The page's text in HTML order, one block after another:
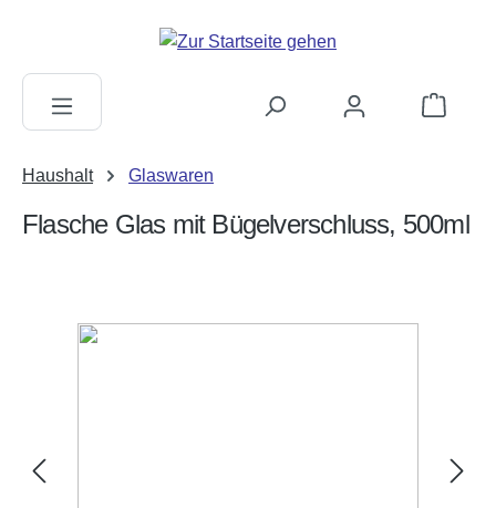
Haushalt Glaswaren
Flasche Glas mit Bügelverschluss, 500ml
Bildergalerie überspringen